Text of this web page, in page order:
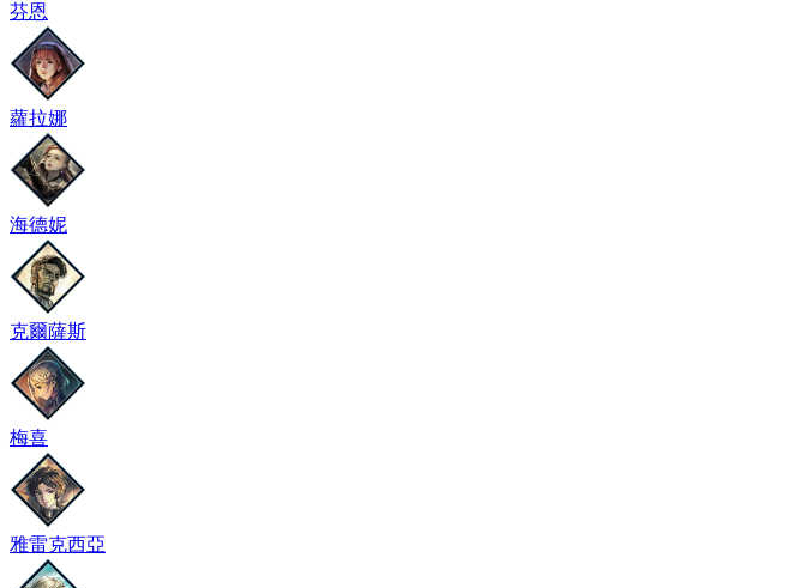
芬恩
蘿拉娜
海德妮
克爾薩斯
梅喜
雅雷克西亞